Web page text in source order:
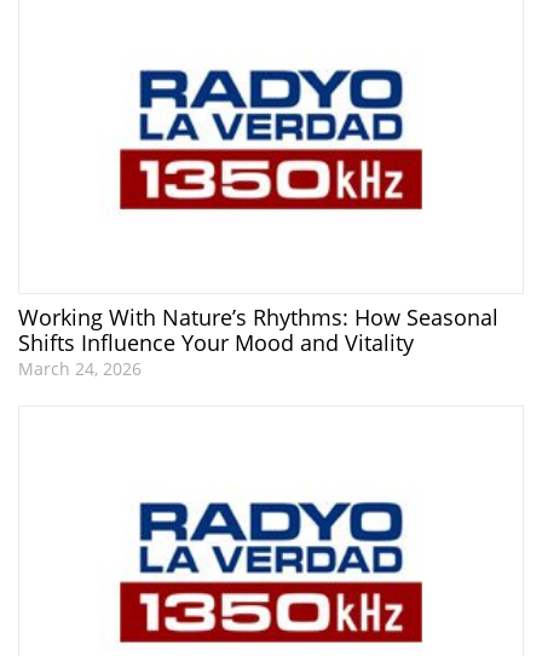
Working With Nature’s Rhythms: How Seasonal
Shifts Influence Your Mood and Vitality
March 24, 2026